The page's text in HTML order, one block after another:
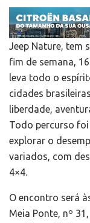
Jeep Nature, tem
fim de semana,
leva todo o
cidades
liberdade,
Todo percurso
explorar o
variados, com
4×4.
O encontro será
Meia Ponte, nº